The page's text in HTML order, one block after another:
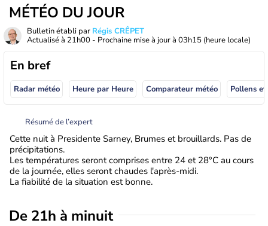
MÉTÉO DU JOUR
Bulletin établi par Régis CRÊPET
Actualisé à 21h00 - Prochaine mise à jour à 03h15 (heure locale)
En bref
Radar météo Heure par Heure Comparateur météo Pollens
Résumé de l’expert
Cette nuit à Presidente Sarney, Brumes et brouillards. Pas de
précipitations.
Les températures seront comprises entre 24 et 28°C au cours
de la journée, elles seront chaudes l'après-midi.
La fiabilité de la situation est bonne.
De 21h à minuit